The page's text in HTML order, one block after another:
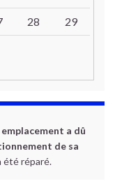
28 29
a dû
de sa
été réparé.